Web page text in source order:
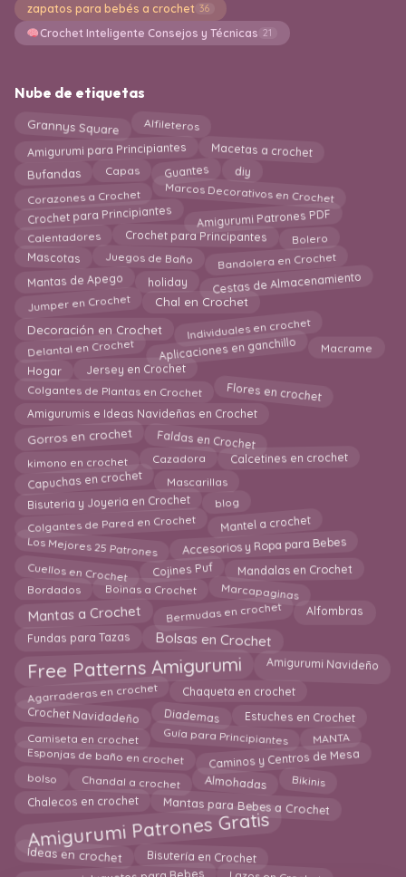
zapatos para bebés a crochet 36
Crochet Inteligente Consejos y Técnicas 21
Nube de etiquetas
Grannys Square Alfileteros
Amigurumi para Principiantes Macetas a crochet
Bufandas Capas Guantes diy
Corazones a Crochet Marcos Decorativos en Crochet
Crochet para Principiantes Amigurumi Patrones PDF
Calentadores Crochet para Principantes Bolero
Mascotas Juegos de Baño Bandolera en Crochet
Mantas de Apego holiday Cestas de Almacenamiento
Jumper en Crochet
Chal en Crochet
Decoración en Crochet
Individuales en crochet
Delantal en Crochet Aplicaciones en ganchillo Macrame
Hogar Jersey en Crochet
Colgantes de Plantas en Crochet Flores en crochet
Amigurumis e Ideas Navideñas en Crochet
Gorros en crochet Faldas en Crochet
kimono en crochet Cazadora Calcetines en crochet
Capuchas en crochet Mascarillas
Bisuteria y Joyeria en Crochet blog
Colgantes de Pared en Crochet Mantel a crochet
Los Mejores 25 Patrones Accesorios y Ropa para Bebes
Cuellos en Crochet Cojines Puf Mandalas en Crochet
Bordados Boinas a Crochet Marcapaginas
Mantas a Crochet Bermudas en crochet Alfombras
Fundas para Tazas Bolsas en Crochet
Free Patterns Amigurumi Amigurumi Navideño
Agarraderas en crochet Chaqueta en crochet
Crochet Navidadeño Diademas Estuches en Crochet
Camiseta en crochet Guía para Principiantes MANTA
Esponjas de baño en crochet Caminos y Centros de Mesa
bolso Chandal a crochet Almohadas Bikinis
Chalecos en crochet Mantas para Bebes a Crochet
Amigurumi Patrones Gratis
Ideas en crochet Bisutería en Crochet